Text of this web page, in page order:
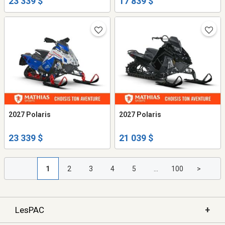
2027 Polaris
23 339 $
2027 Polaris
21 039 $
1 2 3 4 5 100 >
LesPAC +